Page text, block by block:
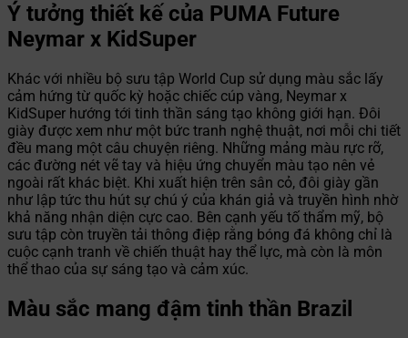
Ý tưởng thiết kế của PUMA Future
Neymar x KidSuper
Khác với nhiều bộ sưu tập World Cup sử dụng màu sắc lấy
cảm hứng từ quốc kỳ hoặc chiếc cúp vàng, Neymar x
KidSuper hướng tới tinh thần sáng tạo không giới hạn. Đôi
giày được xem như một bức tranh nghệ thuật, nơi mỗi chi tiết
đều mang một câu chuyện riêng. Những mảng màu rực rỡ,
các đường nét vẽ tay và hiệu ứng chuyển màu tạo nên vẻ
ngoài rất khác biệt. Khi xuất hiện trên sân cỏ, đôi giày gần
như lập tức thu hút sự chú ý của khán giả và truyền hình nhờ
khả năng nhận diện cực cao. Bên cạnh yếu tố thẩm mỹ, bộ
sưu tập còn truyền tải thông điệp rằng bóng đá không chỉ là
cuộc cạnh tranh về chiến thuật hay thể lực, mà còn là môn
thể thao của sự sáng tạo và cảm xúc.
Màu sắc mang đậm tinh thần Brazil